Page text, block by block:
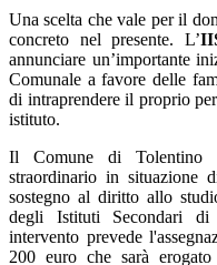
Una scelta che vale per il
concreto nel presente. L’
annunciare un’importante
Comunale a favore delle
di intraprendere il proprio
istituto.
Il Comune di Tolentino
straordinario in situazione
sostegno al diritto allo
degli Istituti Secondari
intervento prevede
200 euro che sarà